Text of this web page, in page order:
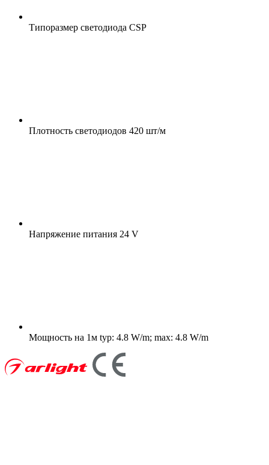
Типоразмер светодиода CSP
Плотность светодиодов 420 шт/м
Напряжение питания 24 V
Мощность на 1м typ: 4.8 W/m; max: 4.8 W/m